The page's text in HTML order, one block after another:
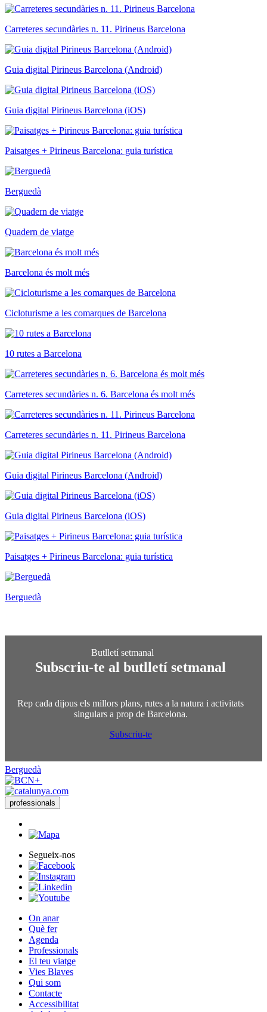
Carreteres secundàries n. 11. Pirineus Barcelona
Guia digital Pirineus Barcelona (Android)
Guia digital Pirineus Barcelona (iOS)
Paisatges + Pirineus Barcelona: guia turística
Berguedà
Quadern de viatge
Barcelona és molt més
Cicloturisme a les comarques de Barcelona
10 rutes a Barcelona
Carreteres secundàries n. 6. Barcelona és molt més
Carreteres secundàries n. 11. Pirineus Barcelona
Guia digital Pirineus Barcelona (Android)
Guia digital Pirineus Barcelona (iOS)
Paisatges + Pirineus Barcelona: guia turística
Berguedà
Subscriu-te al butlletí setmanal
Rep cada dijous els millors plans, rutes a la natura i activitats
singulars a prop de Barcelona.
Subscriu-te
Berguedà
professionals
Segueix-nos
On anar
Què fer
Agenda
Professionals
El teu viatge
Vies Blaves
Qui som
Contacte
Accessibilitat